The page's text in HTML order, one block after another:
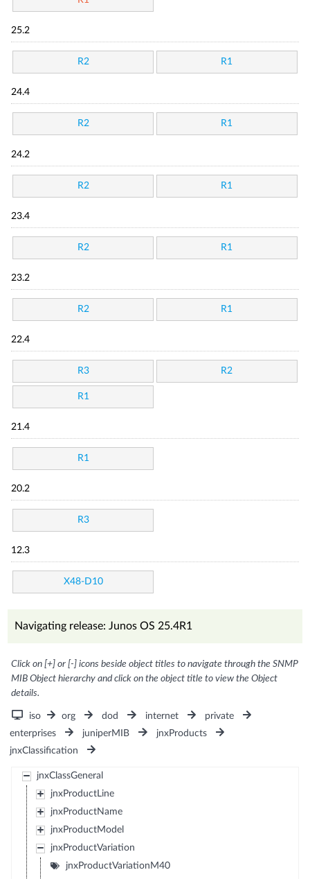
25.2
R2 R1
24.4
R2 R1
24.2
R2 R1
23.4
R2 R1
23.2
R2 R1
22.4
R3 R2
R1
21.4
R1
20.2
R3
12.3
X48-D10
Navigating release: Junos OS 25.4R1
Click on [+] or [-] icons beside object titles to navigate through the SNMP
MIB Object hierarchy and click on the object title to view the Object
details.
iso org dod internet
private
enterprises
juniperMIB
jnxProducts
jnxClassification
jnxClassGeneral
jnxProductLine
jnxProductName
jnxProductModel
jnxProductVariation
jnxProductVariationM40